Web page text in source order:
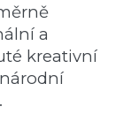
a
kreativní